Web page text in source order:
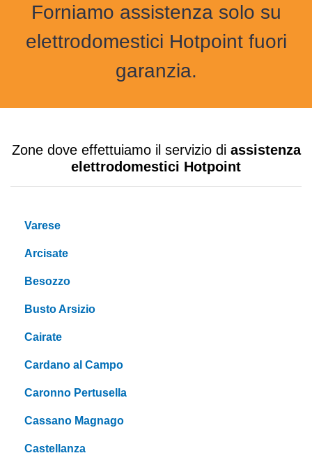
Forniamo assistenza solo su
elettrodomestici Hotpoint fuori
garanzia.
Zone dove effettuiamo il servizio di assistenza
elettrodomestici Hotpoint
Varese
Arcisate
Besozzo
Busto Arsizio
Cairate
Cardano al Campo
Caronno Pertusella
Cassano Magnago
Castellanza